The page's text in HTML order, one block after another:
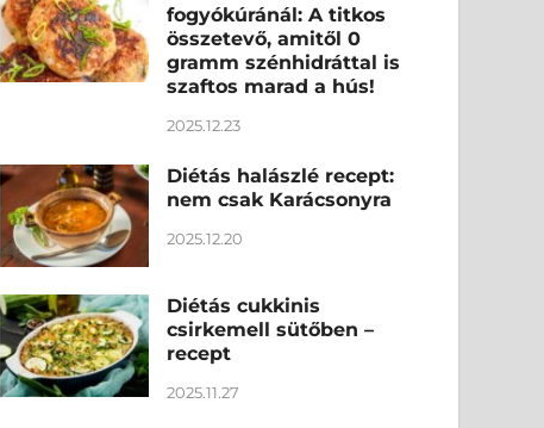
fogyókúránál: A titkos
összetevő, amitől 0
gramm szénhidráttal is
szaftos marad a hús!
2025.12.23
Diétás halászlé recept:
nem csak Karácsonyra
2025.12.20
Diétás cukkinis
csirkemell sütőben –
recept
2025.11.27